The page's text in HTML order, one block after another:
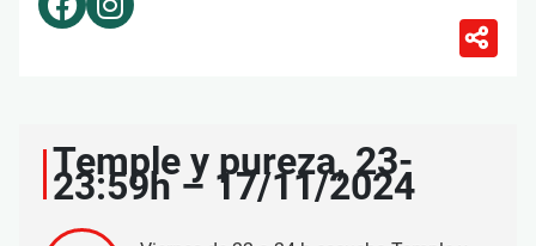
Temple y pureza, 23-
23:59h – 17/11/2024